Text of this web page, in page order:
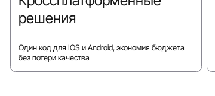
решения
Один код для IOS и Android, экономия бюджета
без потери качества